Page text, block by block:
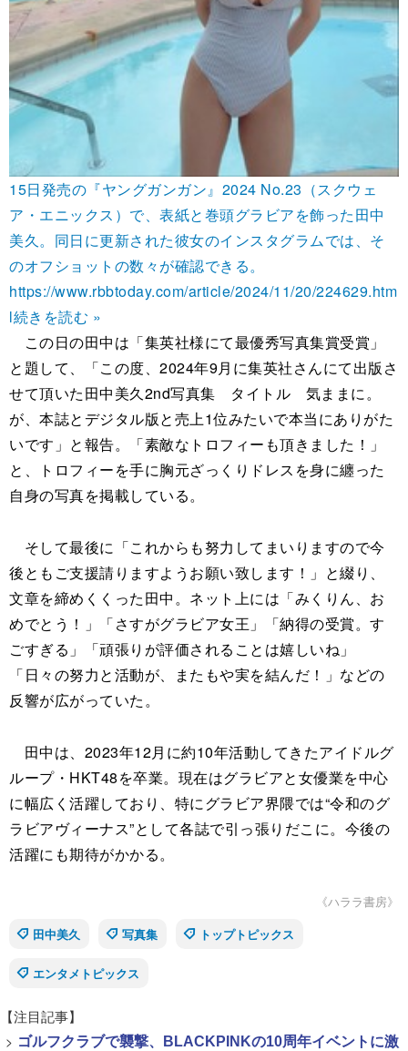
15日発売の『ヤングガンガン』2024 No.23（スクウェ
ア・エニックス）で、表紙と巻頭グラビアを飾った田中
美久。同日に更新された彼女のインスタグラムでは、そ
のオフショットの数々が確認できる。
https://www.rbbtoday.com/article/2024/11/20/224629.htm
l続きを読む »
この日の田中は「集英社様にて最優秀写真集賞受賞」
と題して、「この度、2024年9月に集英社さんにて出版さ
せて頂いた田中美久2nd写真集 タイトル 気ままに。
が、本誌とデジタル版と売上1位みたいで本当にありがた
いです」と報告。「素敵なトロフィーも頂きました！」
と、トロフィーを手に胸元ざっくりドレスを身に纏った
自身の写真を掲載している。
そして最後に「これからも努力してまいりますので今
後ともご支援請りますようお願い致します！」と綴り、
文章を締めくくった田中。ネット上には「みくりん、お
めでとう！」「さすがグラビア女王」「納得の受賞。す
ごすぎる」「頑張りが評価されることは嬉しいね」
「日々の努力と活動が、またもや実を結んだ！」などの
反響が広がっていた。
田中は、2023年12月に約10年活動してきたアイドルグ
ループ・HKT48を卒業。現在はグラビアと女優業を中心
に幅広く活躍しており、特にグラビア界隈では“令和のグ
ラビアヴィーナス”として各誌で引っ張りだこに。今後の
活躍にも期待がかかる。
《ハララ書房》
田中美久
写真集 トップトピックス
エンタメトピックス
【注目記事】
> ゴルフクラブで襲撃、BLACKPINKの10周年イベントに激